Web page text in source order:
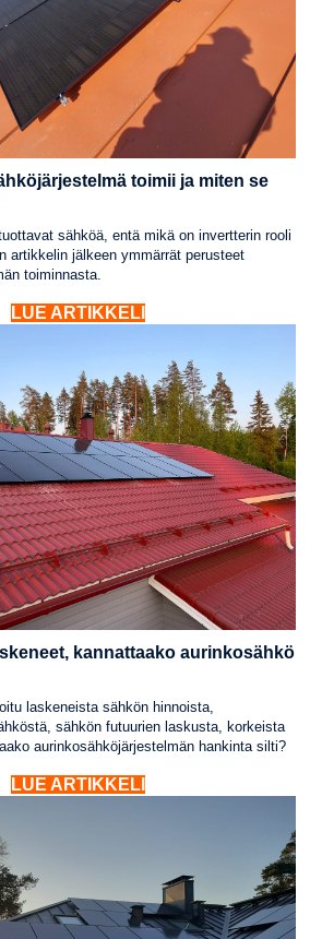
toimii ja miten se
sähköä, entä mikä on invertterin rooli
artikkelin jälkeen ymmärrät perusteet
toiminnasta.
LUE ARTIKKELI
kannattaako aurinkosähkö
laskeneista sähkön hinnoista,
sähkön futuurien laskusta, korkeista
aurinkosähköjärjestelmän hankinta silti?
LUE ARTIKKELI